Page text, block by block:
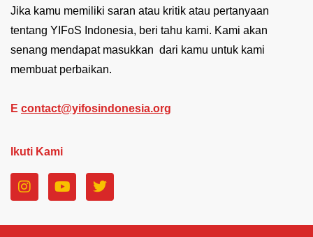
Jika kamu memiliki saran atau kritik atau pertanyaan
tentang YIFoS Indonesia, beri tahu kami. Kami akan
senang mendapat masukkan dari kamu untuk kami
membuat perbaikan.
E contact@yifosindonesia.org
Ikuti Kami
I
n
t
Y
o
t
T
w
t